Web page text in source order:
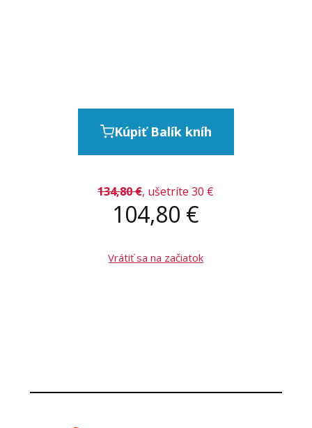
Kúpiť Balík kníh
134,80€, ušetríte 30 €
104,80 €
Vrátiť sa na začiatok